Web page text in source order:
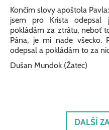
Končím slovy apoštola
jsem pro Krista odepsal
pokládám za ztrátu, neboť
Pána, je mi nade všecko.
odepsal a pokládám to za
Dušan Mundok (Žatec)
DALŠÍ